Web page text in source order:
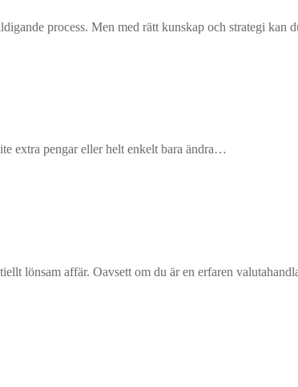
process. Men med rätt kunskap och strategi kan
extra pengar eller helt enkelt bara ändra…
lönsam affär. Oavsett om du är en erfaren